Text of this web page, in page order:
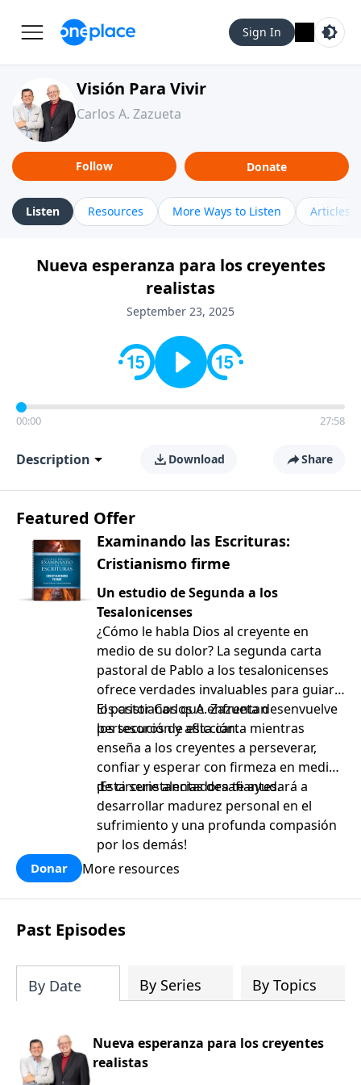
Sign In
Visión Para Vivir
Carlos A. Zazueta
Follow Donate
Listen Resources More Ways to Listen Articles
Nueva esperanza para los creyentes
realistas
September 23, 2025
00:00 27:58
Description Download Share
Featured Offer
Examinando las Escrituras:
Cristianismo firme
Un estudio de Segunda a los
Tesalonicenses
¿Cómo le habla Dios al creyente en
medio de su dolor? La segunda carta
pastoral de Pablo a los tesalonicenses
ofrece verdades invaluables para guiar a
los cristianos que enfrentan
persecución y aflicción.
El pastor Carlos A. Zazueta desenvuelve
los tesoros de esta carta mientras
enseña a los creyentes a perseverar,
confiar y esperar con firmeza en medio
de circunstancias desafiantes.
¡Esta serie alentadora te ayudará a
desarrollar madurez personal en el
sufrimiento y una profunda compasión
por los demás!
Donar More resources
Past Episodes
By Date By Series By Topics
Nueva esperanza para los creyentes
realistas